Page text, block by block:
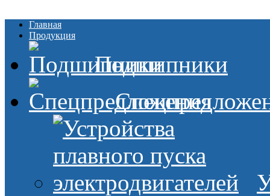
Главная
Продукция
Подшипники